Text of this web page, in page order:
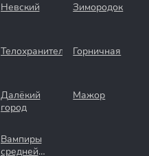
Невский Зимородок
Телохранители Горничная
Далёкий
город
Мажор
Вампиры
средней